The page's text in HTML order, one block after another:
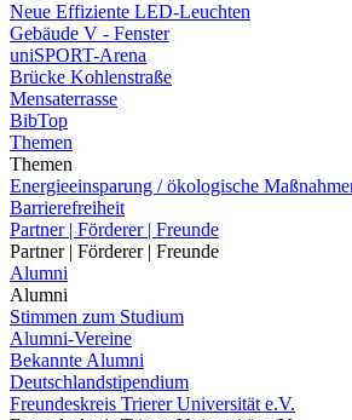
Neue Effiziente LED-Leuchten
Gebäude V - Fenster
uniSPORT-Arena
Brücke Kohlenstraße
Mensaterrasse
BibTop
Themen
Themen
Energieeinsparung / ökologische
Barrierefreiheit
Partner | Förderer | Freunde
Partner | Förderer | Freunde
Alumni
Alumni
Stimmen zum Studium
Alumni-Vereine
Bekannte Alumni
Deutschlandstipendium
Freundeskreis Trierer Universität e.V.